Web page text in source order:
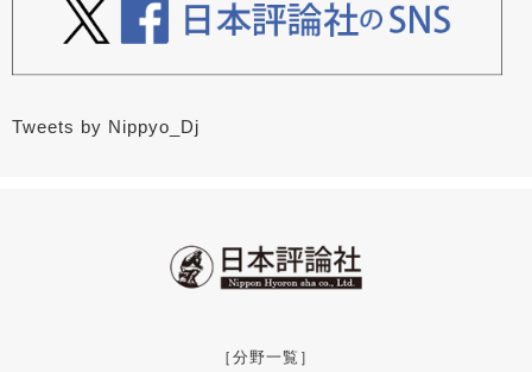
Tweets by Nippyo_Dj
［分野一覧］